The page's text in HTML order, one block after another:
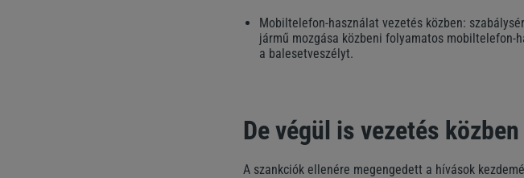
Mobiltelefon-használat vezetés közben:
jármű mozgása közbeni folyamatos
a balesetveszélyt.
De végül is vezetés
A szankciók ellenére megengedett a hívások